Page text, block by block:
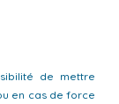
de mettre
en cas de force